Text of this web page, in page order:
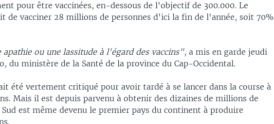
pour être vaccinées, en-dessous de l'objectif de 300.000. Le
de vacciner 28 millions de personnes d'ici la fin de l'année, soit 70%
apathie ou une lassitude à l'égard des vaccins", a mis en garde jeudi
du ministère de la Santé de la province du Cap-Occidental.
été vertement critiqué pour avoir tardé à se lancer dans la course à
Mais il est depuis parvenu à obtenir des dizaines de millions de
est même devenu le premier pays du continent à produire